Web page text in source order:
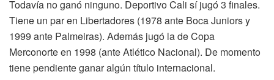
Todavía no ganó ninguno. Deportivo Cali sí jugó 3 finales.
Tiene un par en Libertadores (1978 ante Boca Juniors y
1999 ante Palmeiras). Además jugó la de Copa
Merconorte en 1998 (ante Atlético Nacional). De momento
tiene pendiente ganar algún título internacional.